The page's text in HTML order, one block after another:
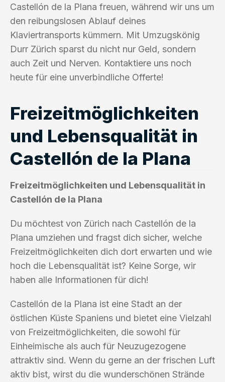
Castellón de la Plana freuen, während wir uns um
den reibungslosen Ablauf deines
Klaviertransports kümmern. Mit Umzugskönig
Durr Zürich sparst du nicht nur Geld, sondern
auch Zeit und Nerven. Kontaktiere uns noch
heute für eine unverbindliche Offerte!
Freizeitmöglichkeiten
und Lebensqualität in
Castellón de la Plana
Freizeitmöglichkeiten und Lebensqualität in
Castellón de la Plana
Du möchtest von Zürich nach Castellón de la
Plana umziehen und fragst dich sicher, welche
Freizeitmöglichkeiten dich dort erwarten und wie
hoch die Lebensqualität ist? Keine Sorge, wir
haben alle Informationen für dich!
Castellón de la Plana ist eine Stadt an der
östlichen Küste Spaniens und bietet eine Vielzahl
von Freizeitmöglichkeiten, die sowohl für
Einheimische als auch für Neuzugezogene
attraktiv sind. Wenn du gerne an der frischen Luft
aktiv bist, wirst du die wunderschönen Strände